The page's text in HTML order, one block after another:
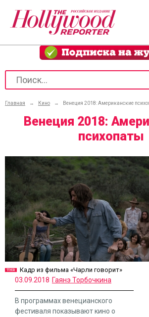
Главная → Кино → Венеция 2018: Американские
Венеция 2018:
психопаты
Кадр из фильма «Чарли говорит»
03.09.2018 Гаянэ Торбочкина
В программах венецианского
фестиваля показывают кино о